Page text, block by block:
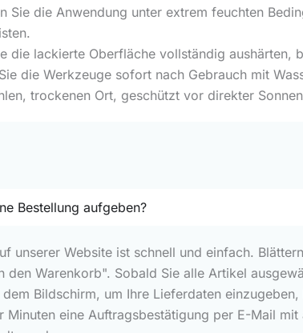
Sie die Anwendung unter extrem feuchten
die lackierte Oberfläche vollständig aushärten,
die Werkzeuge sofort nach Gebrauch mit
trockenen Ort, geschützt vor direkter
Bestellung aufgeben?
unserer Website ist schnell und einfach.
den Warenkorb". Sobald Sie alle Artikel
Bildschirm, um Ihre Lieferdaten
Minuten eine Auftragsbestätigung per E-Mail